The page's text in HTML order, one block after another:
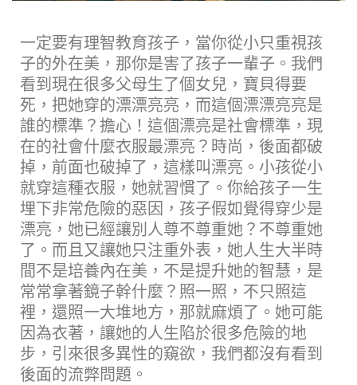
一定要有理智教育孩子，當你從小只重視孩
子的外在美，那你是害了孩子一輩子。我們
看到現在很多父母生了個女兒，寶貝得要
死，把她穿的漂漂亮亮，而這個漂漂亮亮是
誰的標準？擔心！這個漂亮是社會標準，現
在的社會什麼衣服最漂亮？時尚，後面都破
掉，前面也破掉了，這樣叫漂亮。小孩從小
就穿這種衣服，她就習慣了。你給孩子一生
埋下非常危險的惡因，孩子假如覺得穿少是
漂亮，她已經讓別人尊不尊重她？不尊重她
了。而且又讓她只注重外表，她人生大半時
間不是培養內在美，不是提升她的智慧，是
常常拿著鏡子幹什麼？照一照，不只照這
裡，還照一大堆地方，那就麻煩了。她可能
因為衣著，讓她的人生陷於很多危險的地
步，引來很多異性的窺欲，我們都沒有看到
後面的流弊問題。